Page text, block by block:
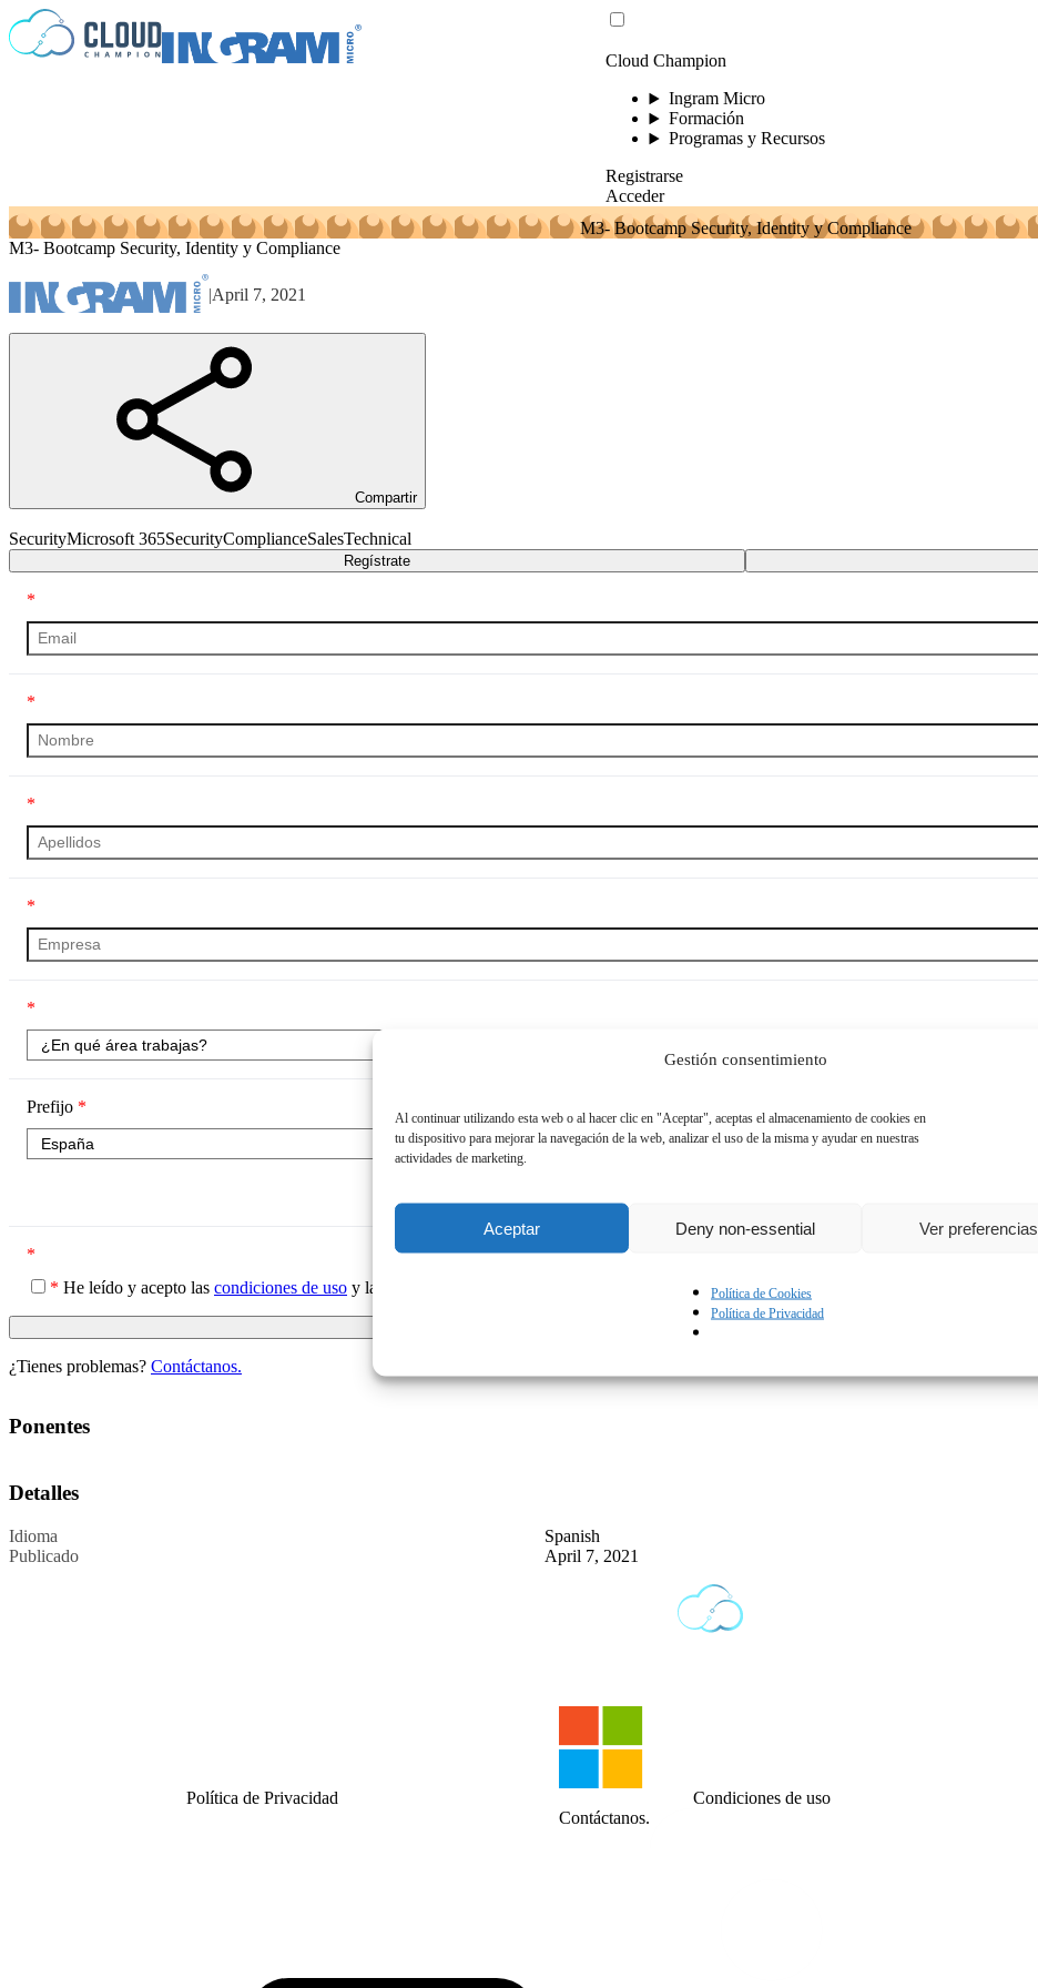
Gestión consentimiento
Al continuar utilizando esta web o al hacer clic en "Aceptar", aceptas el almacenamiento de cookies en
tu dispositivo para mejorar la navegación de la web, analizar el uso de la misma y ayudar en nuestras
actividades de marketing.
Aceptar Deny non-essential Ver preferencias
Política de Cookies
Política de Privacidad
Saltar al contenido
Cloud Champion
Ingram Micro
Formación
Programas y Recursos
Registrarse
Acceder
M3- Bootcamp Security, Identity y Compliance
M3- Bootcamp Security, Identity y Compliance
|April 7, 2021
Compartir
SecurityMicrosoft 365SecurityComplianceSalesTechnical
Regístrate
*
*
*
*
*
Prefijo *
Introduce máximo9dígitos
*
* He leído y acepto las condiciones de uso y la
¿Tienes problemas? Contáctanos.
Ponentes
Detalles
Idioma
Spanish
Publicado
April 7, 2021
Contáctanos.
Política de Privacidad Condiciones de uso